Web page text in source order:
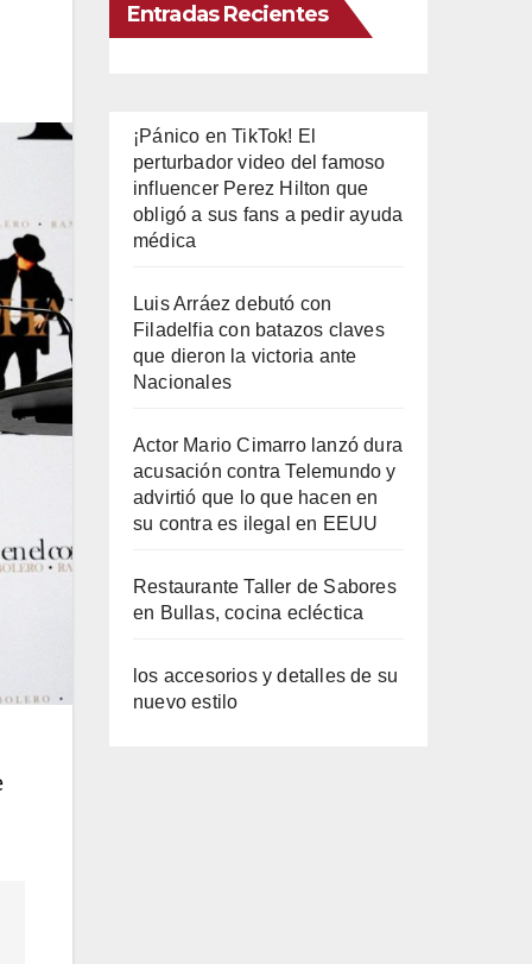
Entradas Recientes
¡Pánico en TikTok! El
perturbador video del famoso
influencer Perez Hilton que
obligó a sus fans a pedir ayuda
médica
Luis Arráez debutó con
Filadelfia con batazos claves
que dieron la victoria ante
Nacionales
Actor Mario Cimarro lanzó dura
acusación contra Telemundo y
advirtió que lo que hacen en
su contra es ilegal en EEUU
Restaurante Taller de Sabores
en Bullas, cocina ecléctica
los accesorios y detalles de su
nuevo estilo